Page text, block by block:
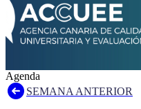
Agenda
SEMANA ANTERIOR